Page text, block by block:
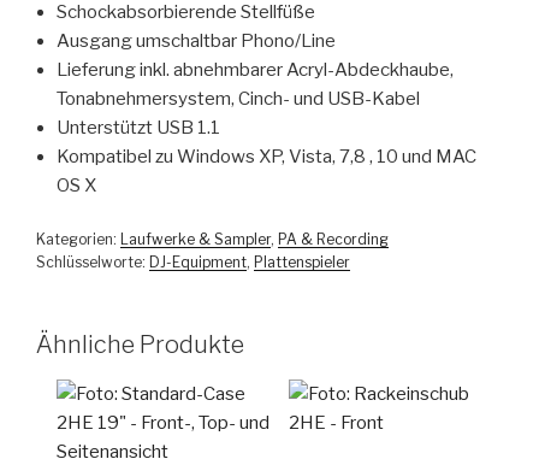
Schockabsorbierende Stellfüße
Ausgang umschaltbar Phono/Line
Lieferung inkl. abnehmbarer Acryl-Abdeckhaube,
Tonabnehmersystem, Cinch- und USB-Kabel
Unterstützt USB 1.1
Kompatibel zu Windows XP, Vista, 7,8 , 10 und MAC
OS X
Kategorien: Laufwerke & Sampler, PA & Recording
Schlüsselworte: DJ-Equipment, Plattenspieler
Ähnliche Produkte